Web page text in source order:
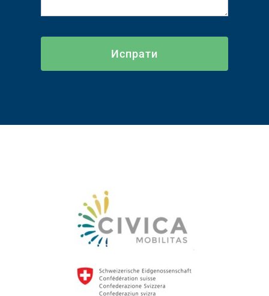
Испрати